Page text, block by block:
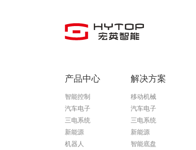
产品中心
智能控制
汽车电子
三电系统
新能源
机器人
解决方案
移动机械
汽车电子
三电系统
新能源
智能底盘